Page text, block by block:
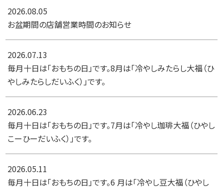
2026.08.05
お盆期間の店舗営業時間のお知らせ
2026.07.13
毎月十日は「おもちの日」です。8月は「冷やしみたらし大福（ひ
やしみたらしだいふく）」です。
2026.06.23
毎月十日は「おもちの日」です。7月は「冷やし珈琲大福（ひやし
こーひーだいふく）」です。
2026.05.11
毎月十日は「おもちの日」です。6 月は「冷やし豆大福（ひやし